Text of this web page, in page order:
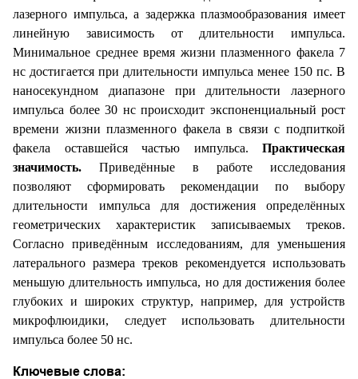
лазерного импульса, а задержка плазмообразования имеет
линейную зависимость от длительности импульса.
Минимальное среднее время жизни плазменного факела 7
нс достигается при длительности импульса менее 150 пс. В
наносекундном диапазоне при длительности лазерного
импульса более 30 нс происходит экспоненциальный рост
времени жизни плазменного факела в связи с подпиткой
факела оставшейся частью импульса. Практическая
значимость. Приведённые в работе исследования
позволяют сформировать рекомендации по выбору
длительности импульса для достижения определённых
геометрических характеристик записываемых треков.
Согласно приведённым исследованиям, для уменьшения
латерального размера треков рекомендуется использовать
меньшую длительность импульса, но для достижения более
глубоких и широких структур, например, для устройств
микрофлюидики, следует использовать длительности
импульса более 50 нс.
Ключевые слова: